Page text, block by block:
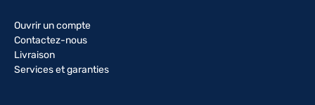
Ouvrir un compte
Contactez-nous
Livraison
Services et garanties